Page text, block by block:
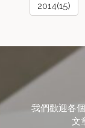
2014(15)
我們歡迎各
文